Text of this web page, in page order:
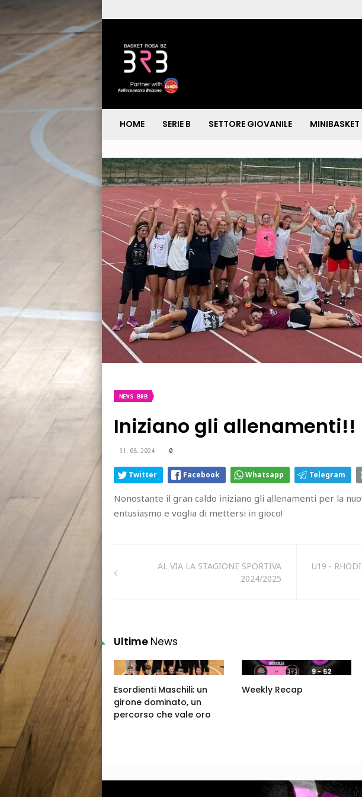
HOME SERIE B SETTORE GIOVANILE MINIBASKET
NEWS BRB
Iniziano gli allenamenti!!
31.08.2024 0
Twitter Facebook Whatsapp Telegram
Nonostante il gran caldo iniziano gli allenamenti per la
entusiasmo e voglia di mettersi in gioco!
AL VIA LA STAGIONE SPORTIVA
2024/2025
U19 -
Ultime News
Esordienti Maschili: un
girone dominato, un
percorso che vale oro
Weekly Recap